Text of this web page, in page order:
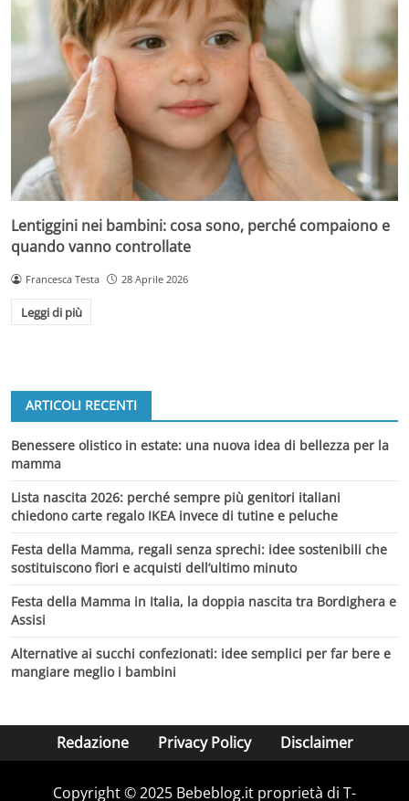
Lentiggini nei bambini: cosa sono, perché compaiono e
quando vanno controllate
Francesca Testa 28 Aprile 2026
Leggi di più
ARTICOLI RECENTI
Benessere olistico in estate: una nuova idea di bellezza per la
mamma
Lista nascita 2026: perché sempre più genitori italiani
chiedono carte regalo IKEA invece di tutine e peluche
Festa della Mamma, regali senza sprechi: idee sostenibili che
sostituiscono fiori e acquisti dell’ultimo minuto
Festa della Mamma in Italia, la doppia nascita tra Bordighera e
Assisi
Alternative ai succhi confezionati: idee semplici per far bere e
mangiare meglio i bambini
Redazione Privacy Policy Disclaimer
Copyright © 2025 Bebeblog.it proprietà di T-